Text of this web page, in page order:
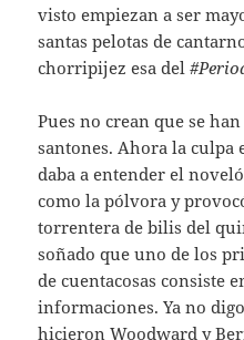
visto empiezan a ser
santas pelotas de
chorripijez esa del
Pues no crean que se
santones. Ahora la culpa
daba a entender el
como la pólvora y
torrentera de bilis del
soñado que uno de los
de cuentacosas consiste
informaciones. Ya no
hicieron Woodward y